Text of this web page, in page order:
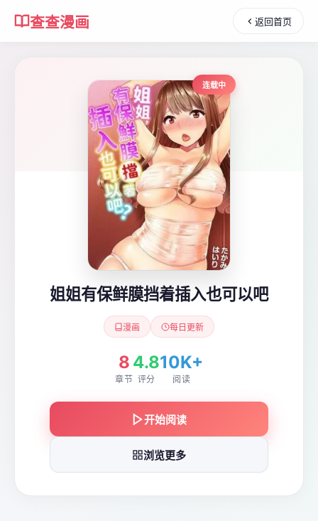
查查漫画 返回首页
连载中
姐姐有保鲜膜挡着插入也可以吧
漫画 每日更新
8
章节
4.8
评分
10K+
阅读
开始阅读
浏览更多